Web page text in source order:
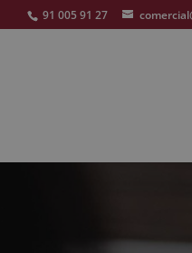
91 005 91 27